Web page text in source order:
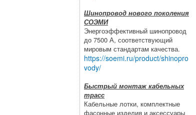
Шинопровод нового поколения
СОЭМИ
Энергоэффективный шинопровод
до 7500 А, соответствующий
мировым стандартам качества.
https://soemi.ru/product/shinopro
vody/
Быстрый монтаж кабельных
трасс
Кабельные лотки, комплектные
фасонные изделия и аксессуары